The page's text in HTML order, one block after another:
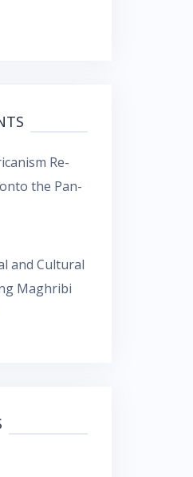
Re-
the Pan-
and Cultural
Maghribi